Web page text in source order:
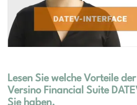
Lesen Sie welche Vorteile
Versino Financial Suite